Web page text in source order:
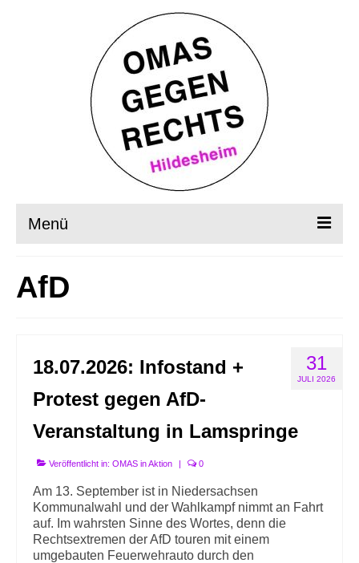
Menü
Wer, wie, was?
Info-Links gegen Rechts
AfD
31
JULI 2026
18.07.2026: Infostand +
Protest gegen AfD-
Veranstaltung in Lamspringe
Veröffentlicht in: OMAS in Aktion | 0
Am 13. September ist in Niedersachsen
Kommunalwahl und der Wahlkampf nimmt an Fahrt
auf. Im wahrsten Sinne des Wortes, denn die
Rechtsextremen der AfD touren mit einem
umgebauten Feuerwehrauto durch den